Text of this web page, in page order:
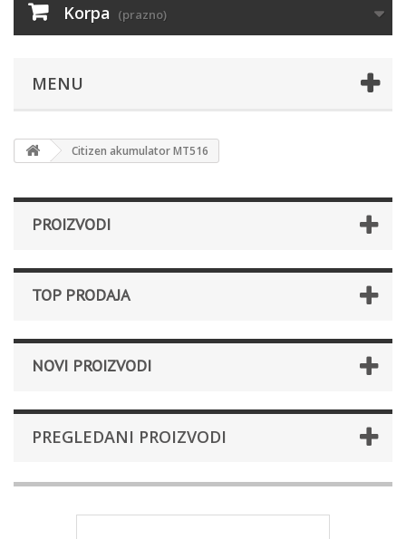
Korpa (prazno)
MENU
Citizen akumulator MT516
PROIZVODI
TOP PRODAJA
NOVI PROIZVODI
PREGLEDANI PROIZVODI